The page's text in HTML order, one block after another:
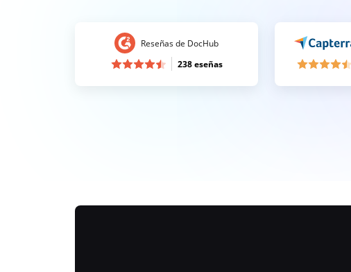
Reseñas de DocHub
238 eseñas